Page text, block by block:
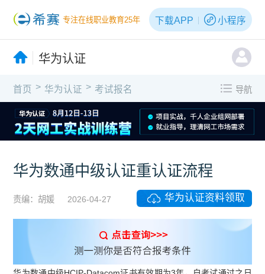
专注在线职业教育25年 下载APP 小程序
华为认证
首页 > 华为认证 > 考试报名 导航
华为数通中级认证重认证流程
责编：胡媛 2026-04-27 华为认证资料领取